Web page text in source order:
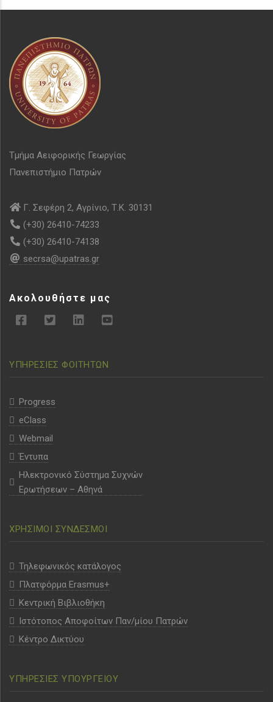
Τμήμα Αειφορικής Γεωργίας
Πανεπιστήμιο Πατρών
Γ. Σεφέρη 2, Αγρίνιο, Τ.Κ. 30131
(+30) 26410-74233
(+30) 26410-74138
secrsa@upatras.gr
Ακολουθήστε μας
ΥΠΗΡΕΣΙΕΣ ΦΟΙΤΗΤΩΝ
Progress
eClass
Webmail
Έντυπα
Ηλεκτρονικό Σύστημα Συχνών
Ερωτήσεων – Αθηνά
ΧΡΗΣΙΜΟΙ ΣΥΝΔΕΣΜΟΙ
Τηλεφωνικός κατάλογος
Πλατφόρμα Erasmus+
Κεντρική Βιβλιοθήκη
Ιστότοπος Αποφοίτων Παν/μίου Πατρών
Κέντρο Δικτύου
ΥΠΗΡΕΣΙΕΣ ΥΠΟΥΡΓΕΙΟΥ